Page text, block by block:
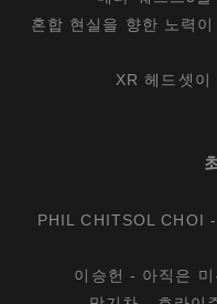
혼합 현실을 향한 노력
XR 헤드셋이
PHIL CHITSOL CHOI -
이승헌 - 아직은